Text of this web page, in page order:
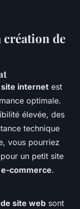
création de
internet est
optimale.
élevée, des
technique
vous pourriez
un petit site
e-commerce.
site web sont